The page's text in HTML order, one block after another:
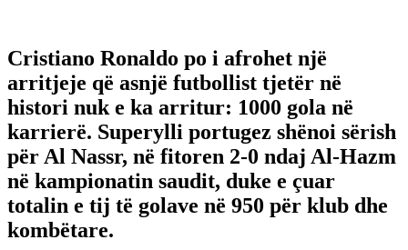
Cristiano Ronaldo po i afrohet një
arritjeje që asnjë futbollist tjetër në
histori nuk e ka arritur: 1000 gola në
karrierë. Superylli portugez shënoi sërish
për Al Nassr, në fitoren 2-0 ndaj Al-Hazm
në kampionatin saudit, duke e çuar
totalin e tij të golave në 950 për klub dhe
kombëtare.